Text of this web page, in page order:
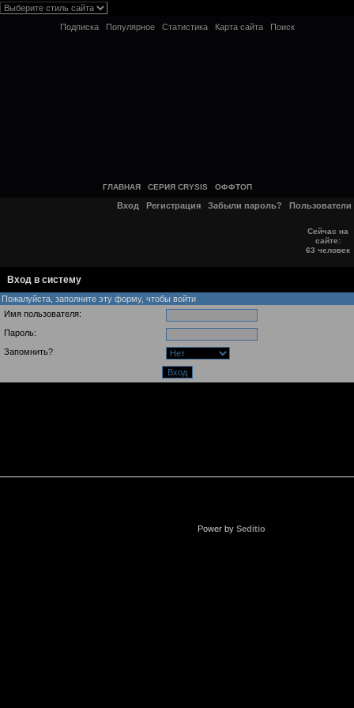
Подписка Популярное Статистика Карта сайта Поиск
ГЛАВНАЯ СЕРИЯ CRYSIS ОФФТОП
Вход Регистрация Забыли пароль? Пользователи
Сейчас на
сайте:
63 человек
Вход в систему
Пожалуйста, заполните эту форму, чтобы войти
Имя пользователя:
Пароль:
Запомнить?
Power by Seditio